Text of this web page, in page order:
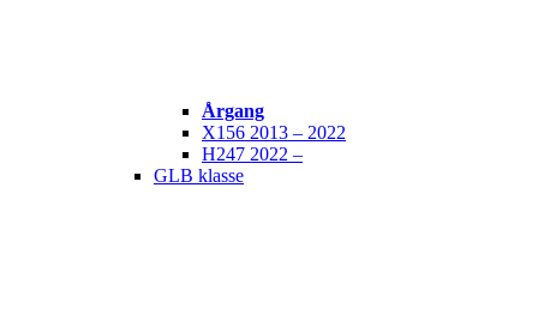
Årgang
X156 2013 – 2022
H247 2022 –
GLB klasse